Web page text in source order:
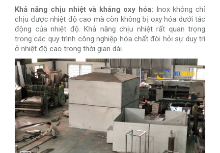
Khả năng chịu nhiệt và kháng oxy hóa: Inox không chỉ
chịu được nhiệt độ cao mà còn không bị oxy hóa dưới tác
động của nhiệt độ. Khả năng chịu nhiệt rất quan trọng
trong các quy trình công nghiệp hóa chất đòi hỏi sự duy trì
ở nhiệt độ cao trong thời gian dài.